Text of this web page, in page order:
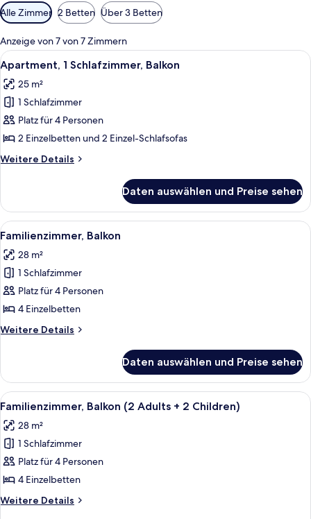
Verfügbare
Filter
für
Zimmer
Alle Zimmer 2 Betten Über 3 Betten
Anzeige von 7 von 7 Zimmern
Alle
Fotos
für
Apartment,
1
Schlafzimmer,
Balkon
anzeigen
Kostenlose Babybetten, WLAN,
8
Apartment, 1 Schlafzimmer, Balkon
25 m²
1 Schlafzimmer
Platz für 4 Personen
2 Einzelbetten und 2 Einzel-Schlafsofas
Weitere Details
Weitere
1
Schlafzimmer,
Balkon
Daten auswählen und Preise sehen
Alle
Fotos
für
Familienzimmer,
Balkon
anzeigen
Kostenlose Babybetten, WLAN,
7
Familienzimmer, Balkon
28 m²
1 Schlafzimmer
Platz für 4 Personen
4 Einzelbetten
Weitere Details
Weitere
Balkon
Daten auswählen und Preise sehen
Alle
Fotos
für
Familienzimmer,
Balkon
(2
Adults
+
Kostenlose Babybetten, WLAN,
7
Familienzimmer, Balkon (2 Adults + 2 Children)
28 m²
1 Schlafzimmer
Platz für 4 Personen
4 Einzelbetten
Weitere Details
Weitere